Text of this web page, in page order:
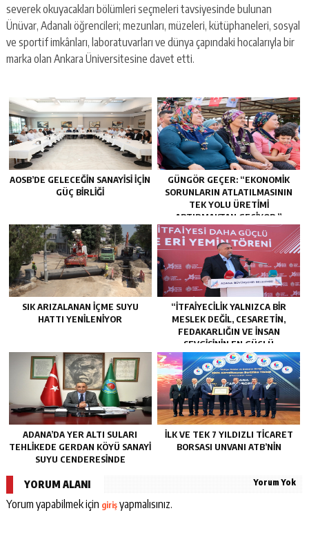
severek okuyacakları bölümleri seçmeleri tavsiyesinde bulunan
Ünüvar, Adanalı öğrencileri; mezunları, müzeleri, kütüphaneleri, sosyal
ve sportif imkânları, laboratuvarları ve dünya çapındaki hocalarıyla bir
marka olan Ankara Üniversitesine davet etti.
AOSB’DE GELECEĞIN SANAYISI İÇIN
GÜÇ BIRLIĞI
GÜNGÖR GEÇER: “EKONOMIK
SORUNLARIN ATLATILMASININ
TEK YOLU ÜRETIMI
ARTIRMAKTAN GEÇIYOR.”
SIK ARIZALANAN IÇME SUYU
HATTI YENILENIYOR
“İTFAIYECILIK YALNIZCA BIR
MESLEK DEĞIL, CESARETIN,
FEDAKARLIĞIN VE INSAN
SEVGISININ EN GÜÇLÜ
TEMSILIDIR.”
ADANA’DA YER ALTI SULARI
TEHLİKEDE GERDAN KÖYÜ SANAYİ
SUYU CENDERESİNDE
İLK VE TEK 7 YILDIZLI TİCARET
BORSASI UNVANI ATB’NİN
YORUM ALANI Yorum Yok
Yorum yapabilmek için girişyapmalısınız.